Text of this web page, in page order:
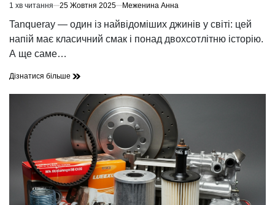
Орієнтовний
час
читання
1 хв читання 25 Жовтня 2025 Меженина Анна
Tanqueray — один із найвідоміших джинів у світі: цей
напій має класичний смак і понад двохсотлітню історію.
А ще саме…
Дізнатися більше